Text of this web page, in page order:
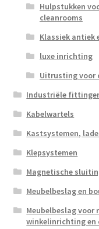
Hulpstukken
cleanrooms
Klassiek antiek
luxe inrichting
Uitrusting voor
Industriële
Kabelwartels
Kastsystemen,
Klepsystemen
Magnetische
Meubelbeslag en
Meubelbeslag
winkelinrichting en